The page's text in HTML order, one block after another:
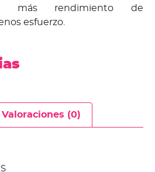
más rendimiento de
esfuerzo.
Valoraciones (0)